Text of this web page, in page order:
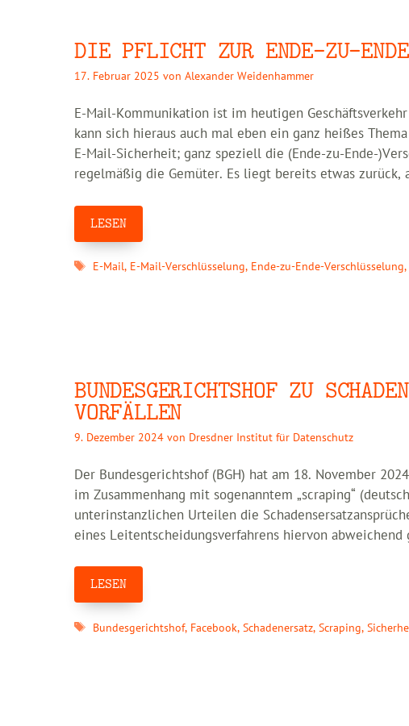
DIE PFLICHT ZUR ENDE-ZU-
17. Februar 2025 von Alexander Weidenhammer
E-Mail-Kommunikation ist im heutigen
kann sich hieraus auch mal eben ein ganz heißes
E-Mail-Sicherheit; ganz speziell die (Ende-zu-Ende-
regelmäßig die Gemüter. Es liegt bereits etwas zurück,
LESEN
Schlagwörter
E-Mail, E-Mail-Verschlüsselung, Ende-zu-Ende-Verschlüsselung
BUNDESGERICHTSHOF ZU
VORFÄLLEN
9. Dezember 2024 von Dresdner Institut für Datenschutz
Der Bundesgerichtshof (BGH) hat am 18. November
im Zusammenhang mit sogenanntem „scraping“
unterinstanzlichen Urteilen die
eines Leitentscheidungsverfahrens hiervon
LESEN
Schlagwörter
Bundesgerichtshof, Facebook,Schadenersatz,Scraping,